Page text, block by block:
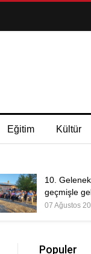
Eğitim Kültür
10.
geçmişle
07 Ağustos
Populer